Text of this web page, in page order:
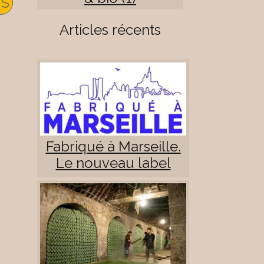
Articles récents
Fabriqué à Marseille.
Le nouveau label